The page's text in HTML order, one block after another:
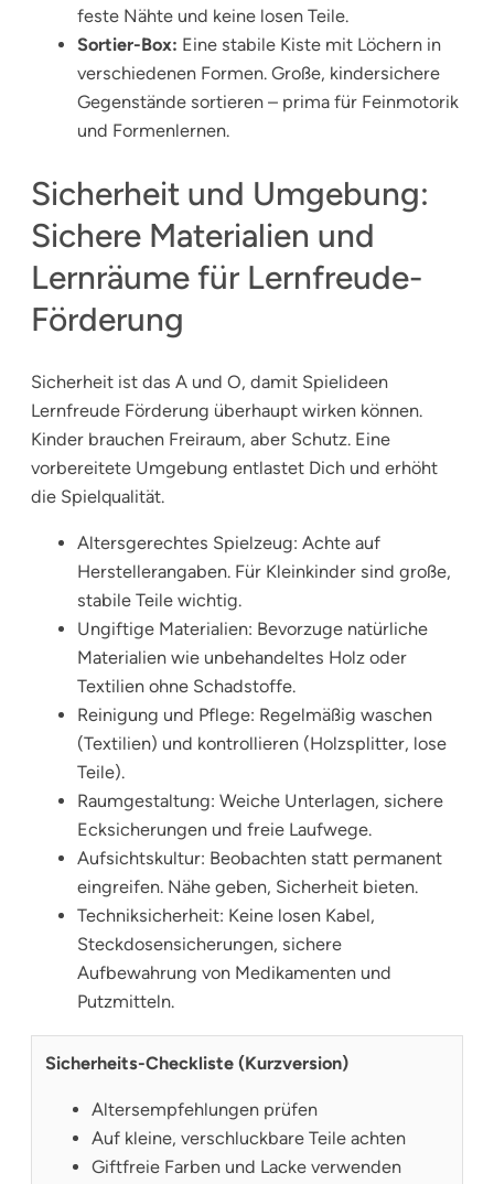
feste Nähte und keine losen Teile.
Sortier-Box: Eine stabile Kiste mit Löchern in
verschiedenen Formen. Große, kindersichere
Gegenstände sortieren – prima für Feinmotorik
und Formenlernen.
Sicherheit und Umgebung:
Sichere Materialien und
Lernräume für Lernfreude-
Förderung
Sicherheit ist das A und O, damit Spielideen
Lernfreude Förderung überhaupt wirken können.
Kinder brauchen Freiraum, aber Schutz. Eine
vorbereitete Umgebung entlastet Dich und erhöht
die Spielqualität.
Altersgerechtes Spielzeug: Achte auf
Herstellerangaben. Für Kleinkinder sind große,
stabile Teile wichtig.
Ungiftige Materialien: Bevorzuge natürliche
Materialien wie unbehandeltes Holz oder
Textilien ohne Schadstoffe.
Reinigung und Pflege: Regelmäßig waschen
(Textilien) und kontrollieren (Holzsplitter, lose
Teile).
Raumgestaltung: Weiche Unterlagen, sichere
Ecksicherungen und freie Laufwege.
Aufsichtskultur: Beobachten statt permanent
eingreifen. Nähe geben, Sicherheit bieten.
Techniksicherheit: Keine losen Kabel,
Steckdosensicherungen, sichere
Aufbewahrung von Medikamenten und
Putzmitteln.
Sicherheits-Checkliste (Kurzversion)
Altersempfehlungen prüfen
Auf kleine, verschluckbare Teile achten
Giftfreie Farben und Lacke verwenden